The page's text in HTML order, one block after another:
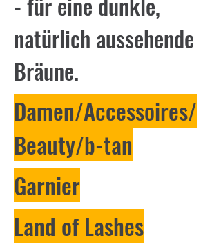
natürlich aussehende
Bräune.
Damen/Accessoires/
Beauty/b-tan
Garnier
Land of Lashes